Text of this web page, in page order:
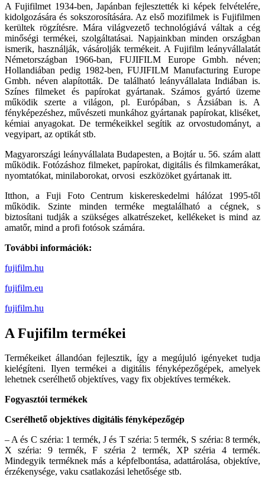
A Fujifilmet 1934-ben, Japánban fejlesztették ki képek felvételére,
kidolgozására és sokszorosítására. Az első mozifilmek is Fujifilmen
kerültek rögzítésre. Mára világvezető technológiává váltak a cég
minőségi termékei, szolgáltatásai. Napjainkban minden országban
ismerik, használják, vásárolják termékeit. A Fujifilm leányvállalatát
Németországban 1966-ban, FUJIFILM Europe Gmbh. néven;
Hollandiában pedig 1982-ben, FUJIFILM Manufacturing Europe
Gmbh. néven alapították. De található leányvállalata Indiában is.
Színes filmeket és papírokat gyártanak. Számos gyártó üzeme
működik szerte a világon, pl. Európában, s Ázsiában is. A
fényképezéshez, művészeti munkához gyártanak papírokat, kliséket,
kémiai anyagokat. De termékeikkel segítik az orvostudományt, a
vegyipart, az optikát stb.
Magyarországi leányvállalata Budapesten, a Bojtár u. 56. szám alatt
működik. Fotózáshoz filmeket, papírokat, digitális és filmkamerákat,
nyomtatókat, minilaborokat, orvosi eszközöket gyártanak itt.
Itthon, a Fuji Foto Centrum kiskereskedelmi hálózat 1995-től
működik. Szinte minden terméke megtalálható a cégnek, s
biztosítani tudják a szükséges alkatrészeket, kellékeket is mind az
amatőr, mind a profi fotósok számára.
További információk:
fujifilm.hu
fujifilm.eu
fujifilm.hu
A Fujifilm termékei
Termékeiket állandóan fejlesztik, így a megújuló igényeket tudja
kielégíteni. Ilyen termékei a digitális fényképezőgépek, amelyek
lehetnek cserélhető objektíves, vagy fix objektíves termékek.
Fogyasztói termékek
Cserélhető objektíves digitális fényképezőgép
– A és C széria: 1 termék, J és T széria: 5 termék, S széria: 8 termék,
X széria: 9 termék, F széria 2 termék, XP széria 4 termék.
Mindegyik terméknek más a képfelbontása, adattárolása, objektíve,
érzékenysége, vaku csatlakozási lehetősége stb.